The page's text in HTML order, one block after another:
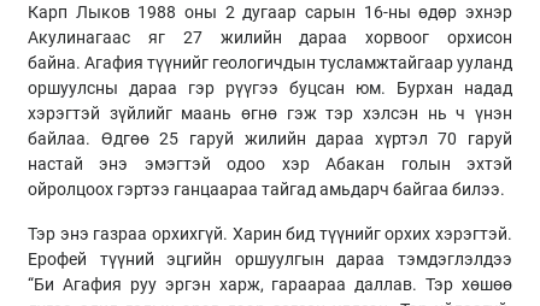
Карп Лыков1988 оны 2 дугаар сарын 16-ны өдөр эхнэр
Акулинагаас яг 27 жилийн дараа хорвоог орхисон
байна. Агафия түүнийг геологичдын тусламжтайгаар ууланд
оршуулсны дараа гэр рүүгээ буцсан юм. Бурхан надад
хэрэгтэй зүйлийг маань өгнө гэж тэр хэлсэн нь ч үнэн
байлаа. Өдгөө 25 гаруй жилийн дараа хүртэл 70 гаруй
настай энэ эмэгтэй одоо хэр Абакан голын эхтэй
ойролцоох гэртээ ганцаараа тайгад амьдарч байгаа билээ.
Тэр энэ газраа орхихгүй. Харин бид түүнийг орхих хэрэгтэй.
Ерофей түүний эцгийн оршуулгын дараа тэмдэглэлдээ
“Би Агафия рууэргэн харж, гараараа даллав. Тэр хөшөө